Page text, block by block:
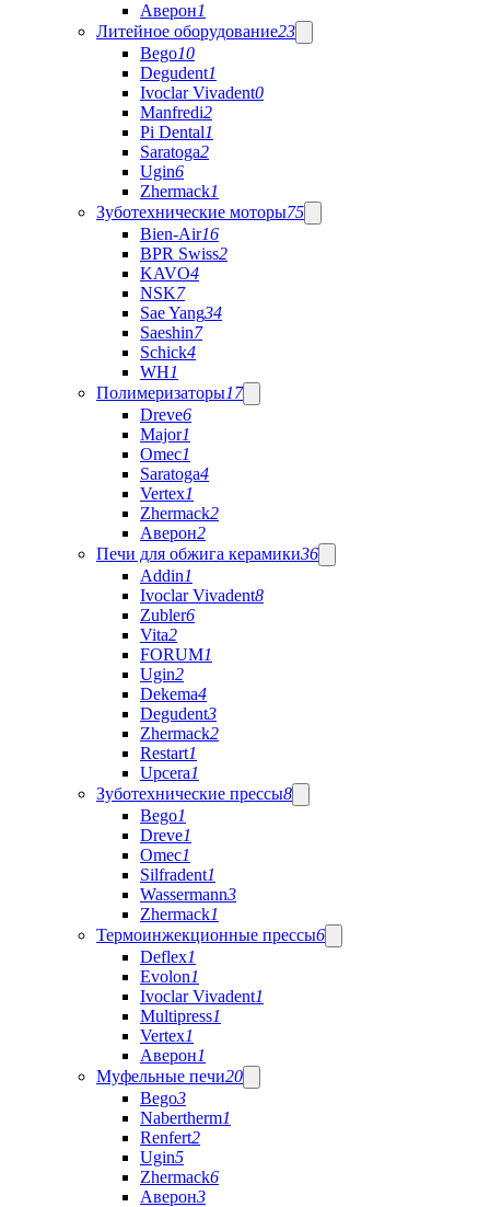
Аверон1
Литейное оборудование23
Bego10
Degudent1
Ivoclar Vivadent0
Manfredi2
Pi Dental1
Saratoga2
Ugin6
Zhermack1
Зуботехнические моторы75
Bien-Air16
BPR Swiss2
KAVO4
NSK7
Sae Yang34
Saeshin7
Schick4
WH1
Полимеризаторы17
Dreve6
Major1
Omec1
Saratoga4
Vertex1
Zhermack2
Аверон2
Печи для обжига керамики36
Addin1
Ivoclar Vivadent8
Zubler6
Vita2
FORUM1
Ugin2
Dekema4
Degudent3
Zhermack2
Restart1
Upcera1
Зуботехнические прессы8
Bego1
Dreve1
Omec1
Silfradent1
Wassermann3
Zhermack1
Термоинжекционные прессы6
Deflex1
Evolon1
Ivoclar Vivadent1
Multipress1
Vertex1
Аверон1
Муфельные печи20
Bego3
Nabertherm1
Renfert2
Ugin5
Zhermack6
Аверон3